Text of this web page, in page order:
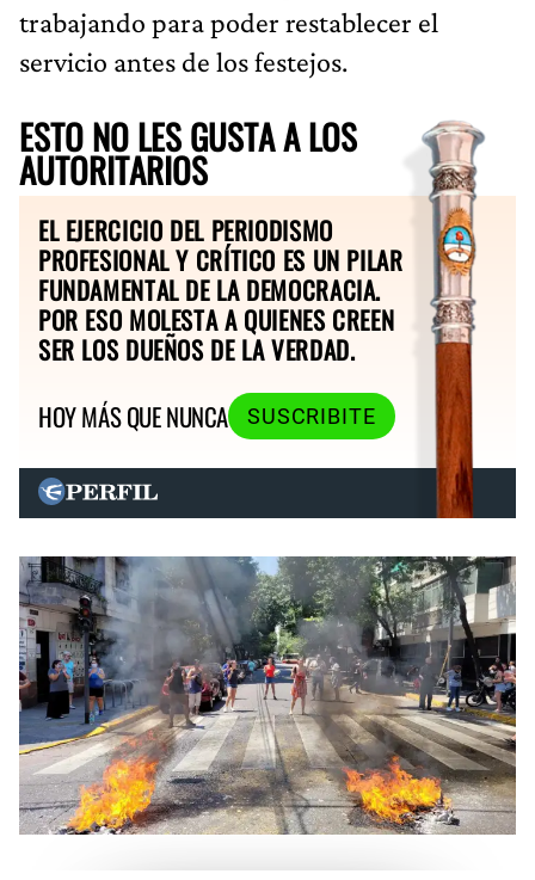
trabajando para poder restablecer el
servicio antes de los festejos.
ESTO NO LES GUSTA A LOS
AUTORITARIOS
EL EJERCICIO DEL PERIODISMO
PROFESIONAL Y CRÍTICO ES UN PILAR
FUNDAMENTAL DE LA DEMOCRACIA.
POR ESO MOLESTA A QUIENES CREEN
SER LOS DUEÑOS DE LA VERDAD.
HOY MÁS QUE NUNCA
SUSCRIBITE